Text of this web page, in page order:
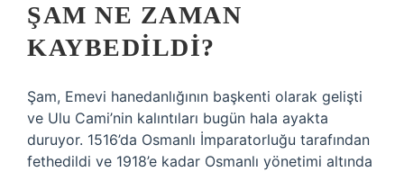
ŞAM NE ZAMAN
KAYBEDILDI?
Şam, Emevi hanedanlığının başkenti olarak gelişti
ve Ulu Cami’nin kalıntıları bugün hala ayakta
duruyor. 1516’da Osmanlı İmparatorluğu tarafından
fethedildi ve 1918’e kadar Osmanlı yönetimi altında